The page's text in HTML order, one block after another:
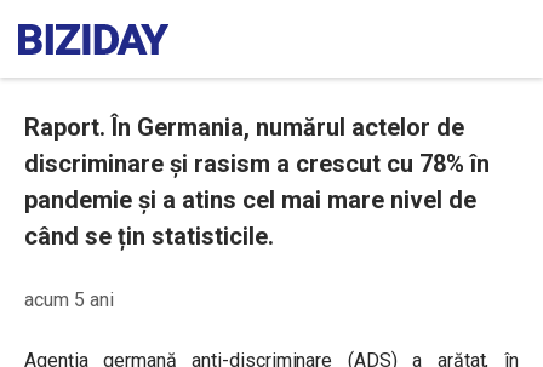
Raport. În Germania, numărul actelor de
discriminare și rasism a crescut cu 78% în
pandemie și a atins cel mai mare nivel de
când se țin statisticile.
acum 5 ani
Agenția germană anti-discriminare (ADS) a arătat, în